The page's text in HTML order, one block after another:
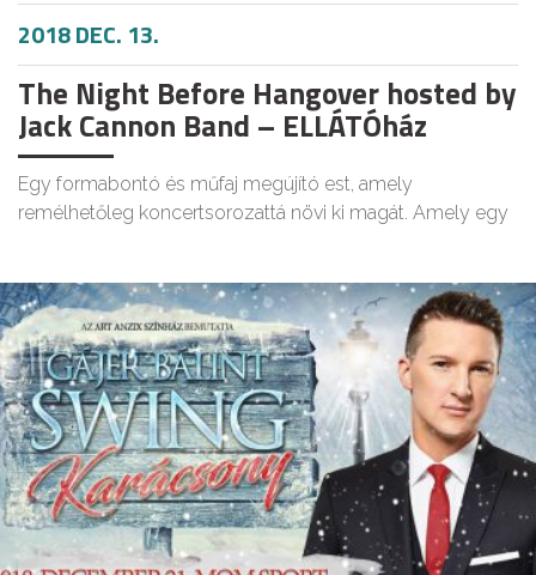
2018 DEC. 13.
The Night Before Hangover hosted by
Jack Cannon Band – ELLÁTÓház
Egy formabontó és műfaj megújító est, amely
remélhetőleg koncertsorozattá növi ki magát. Amely egy